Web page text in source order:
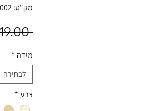
מק"ט: 2490002
‏119.00 ‏₪
מידה *
לבחירה
צבע *